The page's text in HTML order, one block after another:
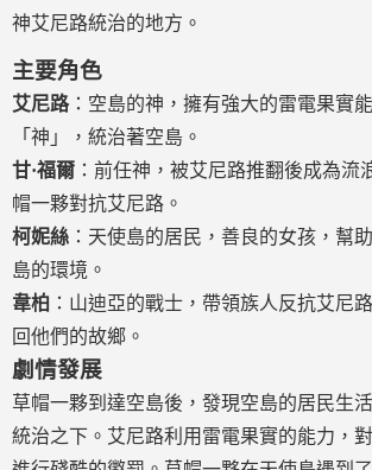
神艾尼路統治的地方。
主要角色
艾尼路：空島的神，擁有強大的雷電果實
「神」，統治著空島。
甘·福爾 ：前任神，被艾尼路推翻後成為流
帽一夥對抗艾尼路。
柯妮絲 ：天使島的居民，善良的女孩，幫
島的環境。
韋柏 ：山迪亞的戰士，帶領族人反抗艾尼
回他們的故鄉。
劇情發展
草帽一夥到達空島後，發現空島的居民生
統治之下。艾尼路利用雷電果實的能力，